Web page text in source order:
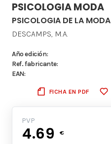
PSICOLOGIA MODA
PSICOLOGIA DE LA MODA
DESCAMPS, M.A.
Año edición:
Ref. fabricante:
EAN:
FICHA EN PDF
PVP
4.69 €